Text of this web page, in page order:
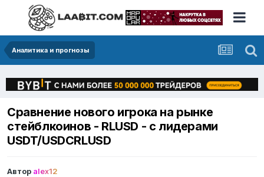
Аналитика и прогнозы
Сравнение нового игрока на рынке
стейблкоинов - RLUSD - с лидерами
USDT/USDCRLUSD
Автор alex12